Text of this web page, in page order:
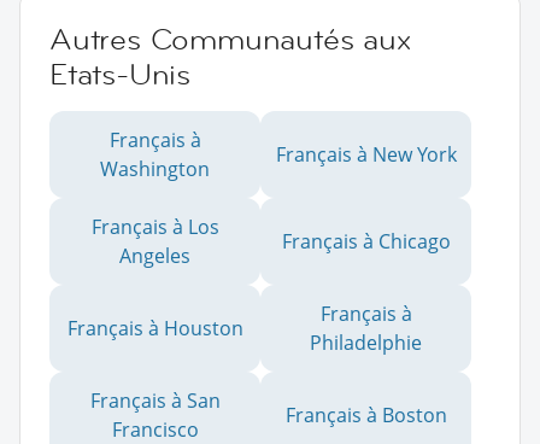
Autres Communautés aux
Etats-Unis
Français à
Washington
Français à New York
Français à Los
Angeles
Français à Chicago
Français à Houston
Français à
Philadelphie
Français à San
Francisco
Français à Boston